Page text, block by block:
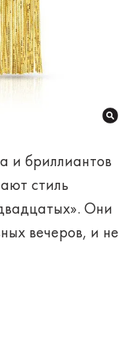
и бриллиантов
стиль
Они
вечеров, и не